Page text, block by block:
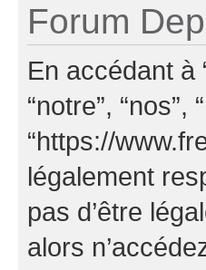
Forum
En accédant à
“notre”,
“https://
légalement
pas d’être
alors